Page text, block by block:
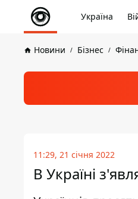
Україна
Новини Бізнес
11:29, 21 січня 2022
В Україні